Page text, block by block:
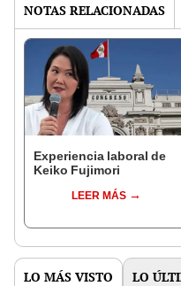
NOTAS RELACIONADAS
Experiencia laboral de
Keiko Fujimori
LEER MÁS
LO MÁS VISTO LO